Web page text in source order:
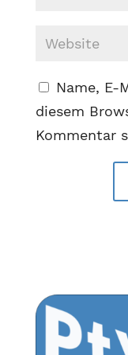
Name, E-
diesem
Kommentar